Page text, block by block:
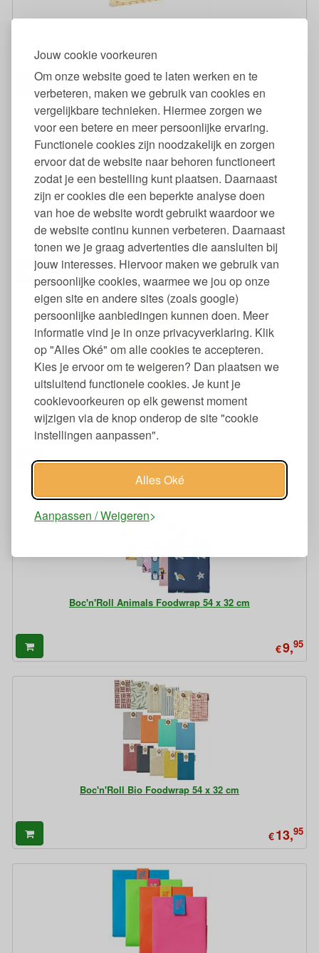
Jouw cookie voorkeuren
Om onze website goed te laten werken en te
verbeteren, maken we gebruik van cookies en
vergelijkbare technieken. Hiermee zorgen we
voor een betere en meer persoonlijke ervaring.
Functionele cookies zijn noodzakelijk en zorgen
ervoor dat de website naar behoren functioneert
zodat je een bestelling kunt plaatsen. Daarnaast
zijn er cookies die een beperkte analyse doen
van hoe de website wordt gebruikt waardoor we
de website continu kunnen verbeteren. Daarnaast
tonen we je graag advertenties die aansluiten bij
jouw interesses. Hiervoor maken we gebruik van
persoonlijke cookies, waarmee we jou op onze
eigen site en andere sites (zoals google)
persoonlijke aanbiedingen kunnen doen. Meer
informatie vind je in onze privacyverklaring. Klik
op "Alles Oké" om alle cookies te accepteren.
Kies je ervoor om te weigeren? Dan plaatsen we
uitsluitend functionele cookies. Je kunt je
cookievoorkeuren op elk gewenst moment
wijzigen via de knop onderop de site "cookie
instellingen aanpassen".
Alles Oké
Aanpassen / Weigeren
Bewaarbakje Glas Vierkant 490 ml
Boc'n'Roll Active Foodwrap 54 x 32 cm
€9,
Boc'n'Roll Animals Foodwrap 54 x 32 cm
€9,95
Boc'n'Roll Bio Foodwrap 54 x 32 cm
€13,95